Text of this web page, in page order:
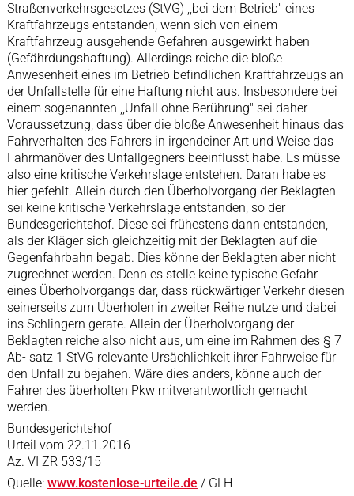
Straßenverkehrsgesetzes (StVG) ,,bei dem Betrieb" eines
Kraftfahrzeugs entstanden, wenn sich von einem
Kraftfahrzeug ausgehende Gefahren ausgewirkt haben
(Gefährdungshaftung). Allerdings reiche die bloße
Anwesenheit eines im Betrieb befindlichen Kraftfahrzeugs an
der Unfallstelle für eine Haftung nicht aus. Insbesondere bei
einem sogenannten ,,Unfall ohne Berührung" sei daher
Voraussetzung, dass über die bloße Anwesenheit hinaus das
Fahrverhalten des Fahrers in irgendeiner Art und Weise das
Fahrmanöver des Unfallgegners beeinflusst habe. Es müsse
also eine kritische Verkehrslage entstehen. Daran habe es
hier gefehlt. Allein durch den Überholvorgang der Beklagten
sei keine kritische Verkehrslage entstanden, so der
Bundesgerichtshof. Diese sei frühestens dann entstanden,
als der Kläger sich gleichzeitig mit der Beklagten auf die
Gegenfahrbahn begab. Dies könne der Beklagten aber nicht
zugrechnet werden. Denn es stelle keine typische Gefahr
eines Überholvorgangs dar, dass rückwärtiger Verkehr diesen
seinerseits zum Überholen in zweiter Reihe nutze und dabei
ins Schlingern gerate. Allein der Überholvorgang der
Beklagten reiche also nicht aus, um eine im Rahmen des § 7
Ab- satz 1 StVG relevante Ursächlichkeit ihrer Fahrweise für
den Unfall zu bejahen. Wäre dies anders, könne auch der
Fahrer des überholten Pkw mitverantwortlich gemacht
werden.
Bundesgerichtshof
Urteil vom 22.11.2016
Az. VI ZR 533/15
Quelle: www.kostenlose-urteile.de / GLH